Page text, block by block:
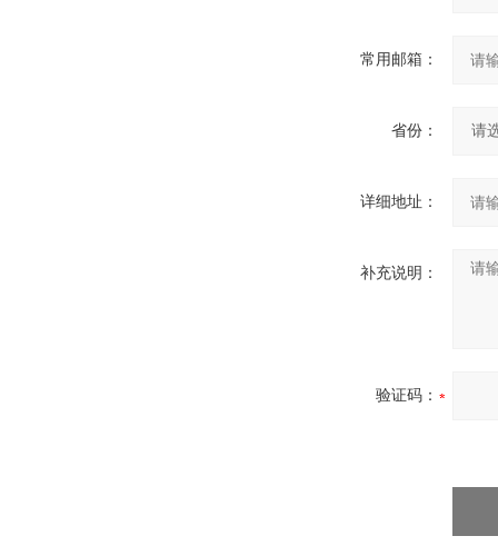
常用邮箱：
省份：
详细地址：
补充说明：
验证码：